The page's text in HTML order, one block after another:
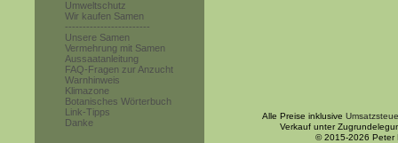
Umweltschutz
Wir kaufen Samen
------------------------
Unsere Samen
Vermehrung mit Samen
Aussaatanleitung
FAQ-Fragen zur Anzucht
Warnhinweis
Klimazone
Botanisches Wörterbuch
Link-Tipps
Danke
Alle Preise inklusive
Verkauf unter
© 2015-2026 Peter